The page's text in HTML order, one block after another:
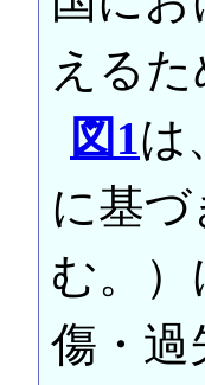
える
図1は
に基
む。
傷・過